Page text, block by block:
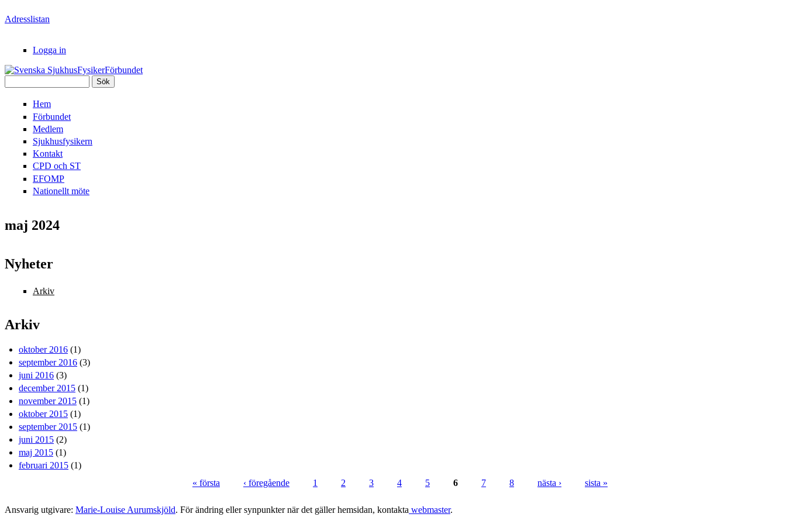
Adresslistan
Logga in
SjukhusFysikerFörbundet
Hem
Förbundet
Medlem
Sjukhusfysikern
Kontakt
CPD och ST
EFOMP
Nationellt möte
maj 2024
Nyheter
Arkiv
Arkiv
oktober 2016 (1)
september 2016 (3)
juni 2016 (3)
december 2015 (1)
november 2015 (1)
oktober 2015 (1)
september 2015 (1)
juni 2015 (2)
maj 2015 (1)
februari 2015 (1)
« första ‹ föregående 1 2 3 4 5 6 7 8 nästa › sista »
Ansvarig utgivare: Marie-Louise Aurumskjöld. För ändring eller synpunkter när det gäller hemsidan, kontakta webmaster.